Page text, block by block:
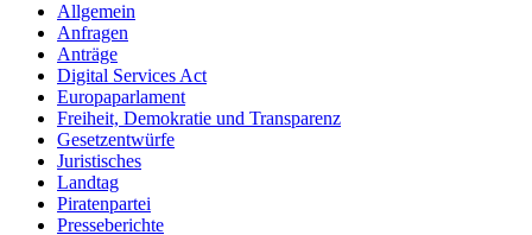
Allgemein
Anfragen
Anträge
Digital Services Act
Europaparlament
Freiheit, Demokratie und Transparenz
Gesetzentwürfe
Juristisches
Landtag
Piratenpartei
Presseberichte